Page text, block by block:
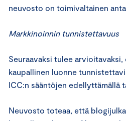
neuvosto on toimivaltainen
Markkinoinnin tunnistettavuus
Seuraavaksi tulee
kaupallinen luonne
ICC:n sääntöjen edellyttämällä
Neuvosto toteaa, että